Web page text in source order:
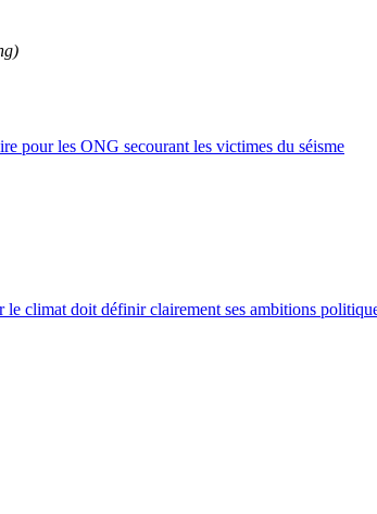
pour les ONG secourant les victimes du séisme
climat doit définir clairement ses ambitions